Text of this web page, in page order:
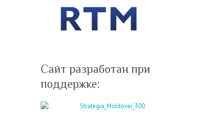
Сайт разработан при
поддержке: